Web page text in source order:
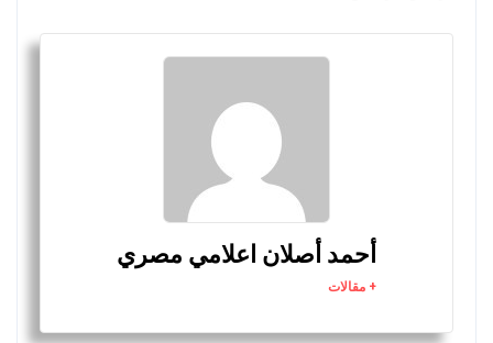
أحمد أصلان اعلامي مصري
+ مقالات